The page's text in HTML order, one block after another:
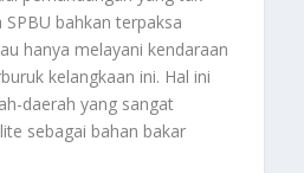
bahkan terpaksa
hanya melayani kendaraan
kelangkaan ini. Hal ini
daerah yang sangat
sebagai bahan bakar